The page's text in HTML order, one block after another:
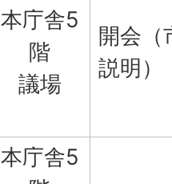
本庁舎5
階
議場
開会（
説明）
本庁舎5